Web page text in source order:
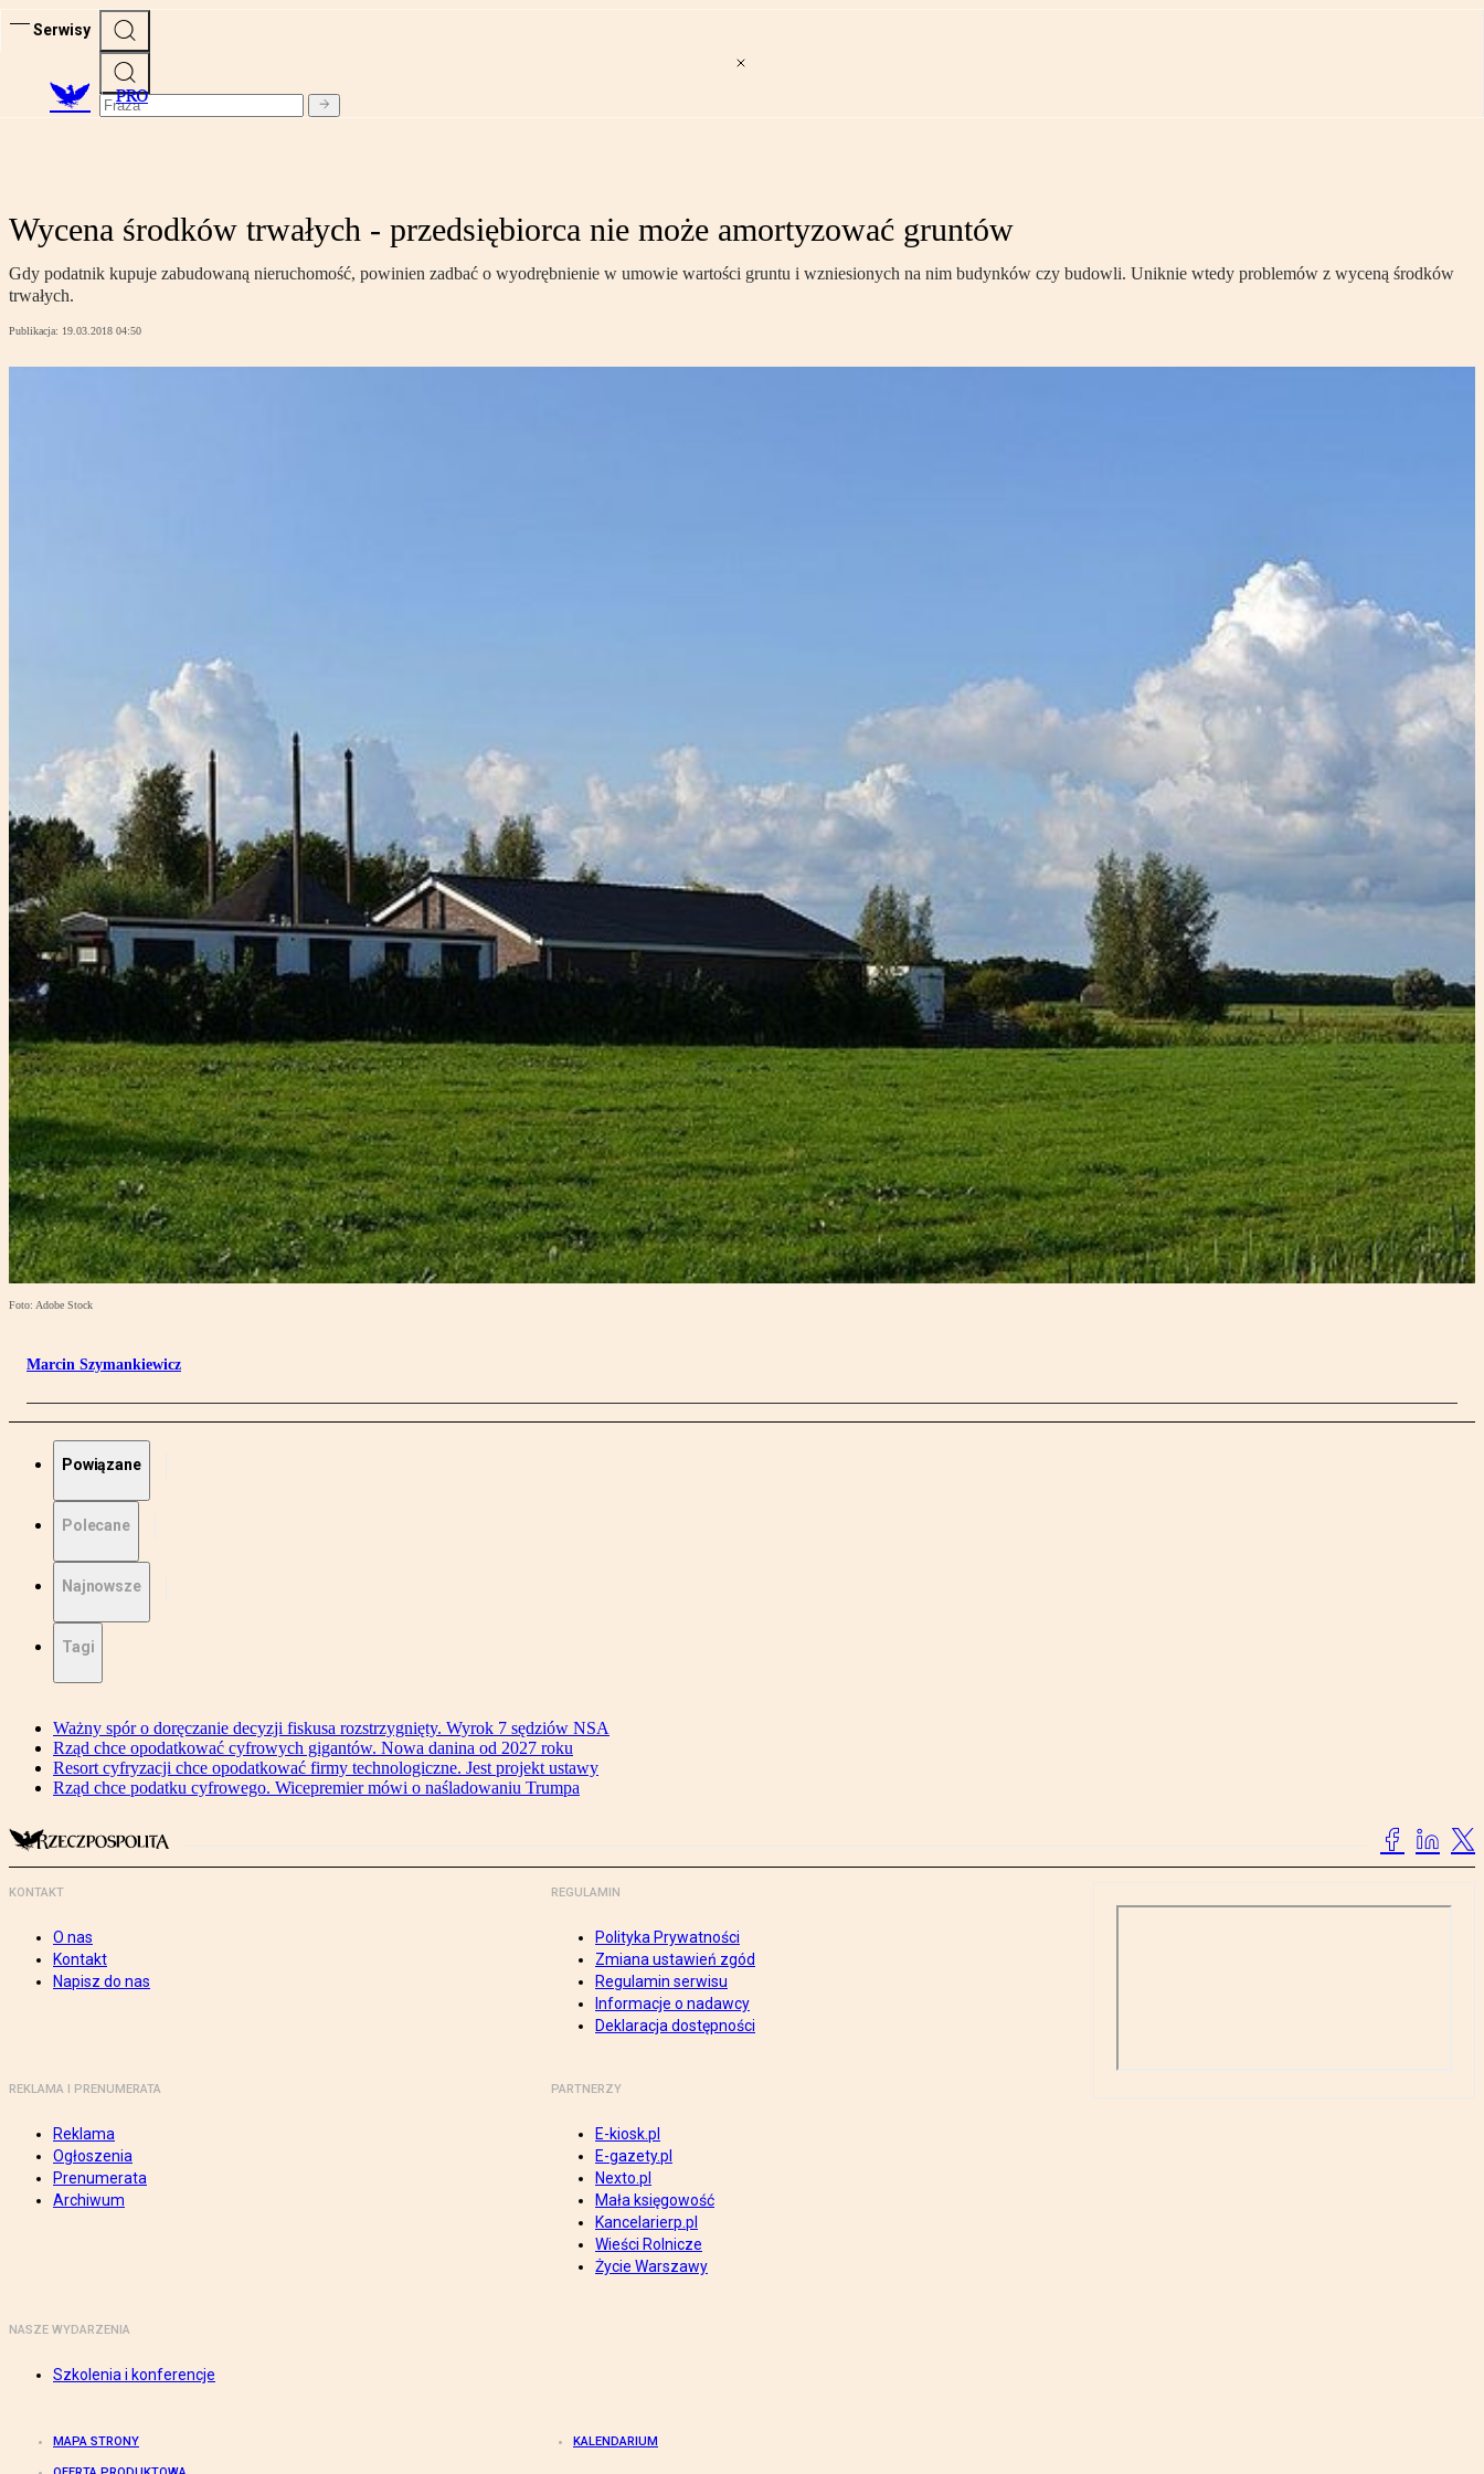
Serwisy
PRO
Wycena środków trwałych - przedsiębiorca nie może amortyzować gruntów
Gdy podatnik kupuje zabudowaną nieruchomość, powinien zadbać o wyodrębnienie w umowie wartości gruntu i wzniesionych na nim budynków czy budowli. Uniknie wtedy problemów z wyceną środków
trwałych.
Publikacja: 19.03.2018 04:50
Foto: Adobe Stock
Marcin Szymankiewicz
Powiązane
Polecane
Najnowsze
Tagi
Ważny spór o doręczanie decyzji fiskusa rozstrzygnięty. Wyrok 7 sędziów NSA
Rząd chce opodatkować cyfrowych gigantów. Nowa danina od 2027 roku
Resort cyfryzacji chce opodatkować firmy technologiczne. Jest projekt ustawy
Rząd chce podatku cyfrowego. Wicepremier mówi o naśladowaniu Trumpa
KONTAKT
O nas
Kontakt
Napisz do nas
REGULAMIN
Polityka Prywatności
Zmiana ustawień zgód
Regulamin serwisu
Informacje o nadawcy
Deklaracja dostępności
REKLAMA I PRENUMERATA
Reklama
Ogłoszenia
Prenumerata
Archiwum
PARTNERZY
E-kiosk.pl
E-gazety.pl
Nexto.pl
Mała księgowość
Kancelarierp.pl
Wieści Rolnicze
Życie Warszawy
NASZE WYDARZENIA
Szkolenia i konferencje
MAPA STRONY KALENDARIUM